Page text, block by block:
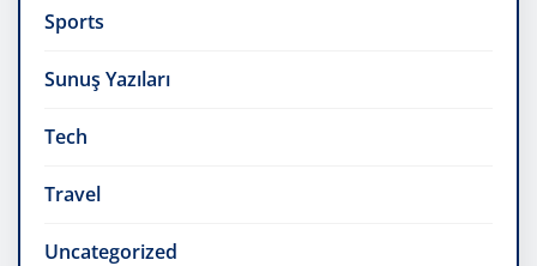
Sports
Sunuş Yazıları
Tech
Travel
Uncategorized